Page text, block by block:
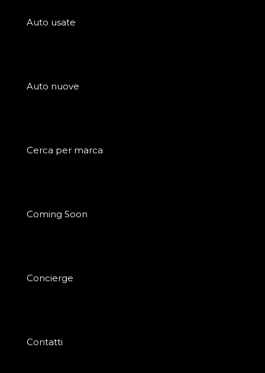
Auto usate
Auto nuove
Cerca per marca
Coming Soon
Concierge
Contatti